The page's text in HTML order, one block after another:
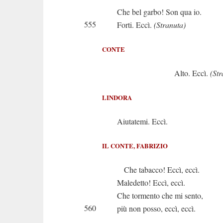
Che bel garbo! Son qua io.
555
Forti. Eccì. (Stranuta)
CONTE
Alto. Eccì.
LINDORA
Aiutatemi. Eccì.
IL CONTE, FABRIZIO
Che tabacco! Eccì, eccì.
Maledetto! Eccì, eccì.
Che tormento che mi sento,
560
più non posso, eccì, eccì.